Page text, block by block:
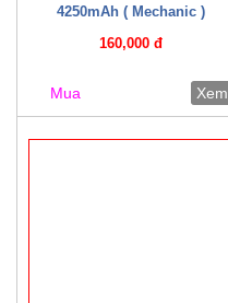
4250mAh ( Mechanic )
160,000 đ
Mua Xem